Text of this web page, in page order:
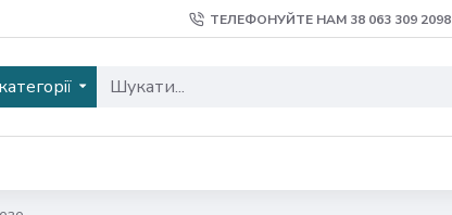
ТЕЛЕФОНУЙТЕ НАМ 38 ‎063 309 2098